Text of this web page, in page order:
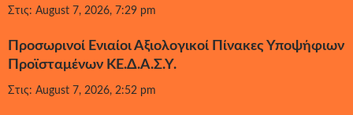
Στις: August 7, 2026, 7:29 pm
Προσωρινοί Ενιαίοι Αξιολογικοί Πίνακες Υποψήφιων
Προϊσταμένων ΚΕ.Δ.Α.Σ.Υ.
Στις: August 7, 2026, 2:52 pm